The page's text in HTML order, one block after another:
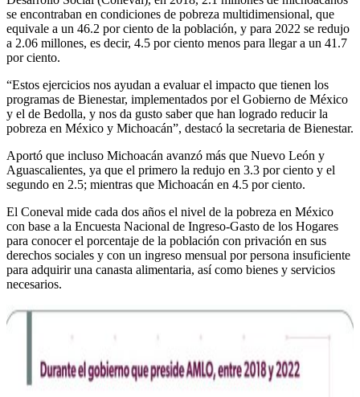
se encontraban en condiciones de pobreza multidimensional, que
equivale a un 46.2 por ciento de la población, y para 2022 se redujo
a 2.06 millones, es decir, 4.5 por ciento menos para llegar a un 41.7
por ciento.
“Estos ejercicios nos ayudan a evaluar el impacto que tienen los
programas de Bienestar, implementados por el Gobierno de México
y el de Bedolla, y nos da gusto saber que han logrado reducir la
pobreza en México y Michoacán”, destacó la secretaria de Bienestar.
Aportó que incluso Michoacán avanzó más que Nuevo León y
Aguascalientes, ya que el primero la redujo en 3.3 por ciento y el
segundo en 2.5; mientras que Michoacán en 4.5 por ciento.
El Coneval mide cada dos años el nivel de la pobreza en México
con base a la Encuesta Nacional de Ingreso-Gasto de los Hogares
para conocer el porcentaje de la población con privación en sus
derechos sociales y con un ingreso mensual por persona insuficiente
para adquirir una canasta alimentaria, así como bienes y servicios
necesarios.